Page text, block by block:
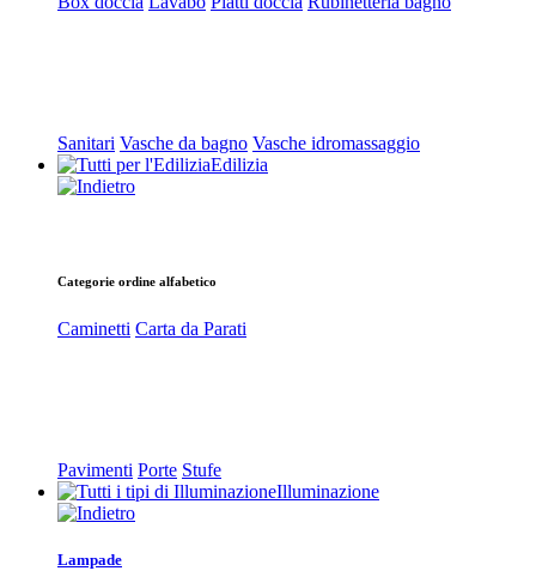
Sanitari Vasche da bagno Vasche idromassaggio
Edilizia
Categorie ordine alfabetico
Caminetti Carta da Parati
Pavimenti Porte Stufe
Illuminazione
Lampade